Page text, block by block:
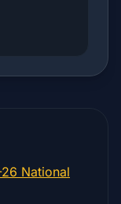
National